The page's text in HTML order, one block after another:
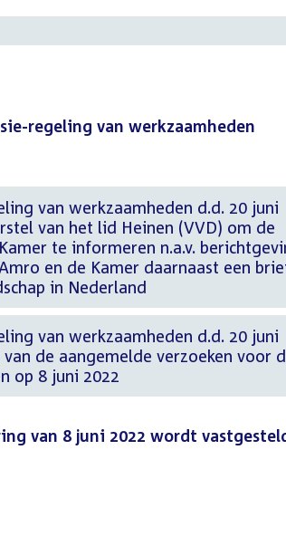
regeling van werkzaamheden
van werkzaamheden d.d. 20 juni
van het lid Heinen (VVD) om de
te informeren n.a.v.
en de Kamer daarnaast een
in Nederland
van werkzaamheden d.d. 20 juni
de aangemelde verzoeken voor
op 8 juni 2022
van 8 juni 2022 wordt